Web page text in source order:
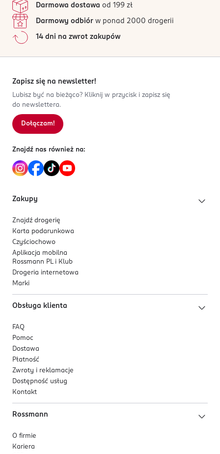
Darmowa dostawa od 199 zł
Darmowy odbiór w ponad 2000 drogerii
14 dni na zwrot zakupów
Zapisz się na newsletter!
Lubisz być na bieżąco? Kliknij w przycisk i zapisz się
do newslettera.
Dołączam!
Znajdź nas również na:
Zakupy
Znajdź drogerię
Karta podarunkowa
Czyściochowo
Aplikacja mobilna
Rossmann PL i Klub
Drogeria internetowa
Marki
Obsługa klienta
FAQ
Pomoc
Dostawa
Płatność
Zwroty i reklamacje
Dostępność usług
Kontakt
Rossmann
O firmie
Kariera